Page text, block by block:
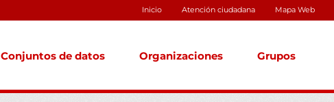
Inicio Atención ciudadana Mapa Web
Conjuntos de datos Organizaciones Grupos